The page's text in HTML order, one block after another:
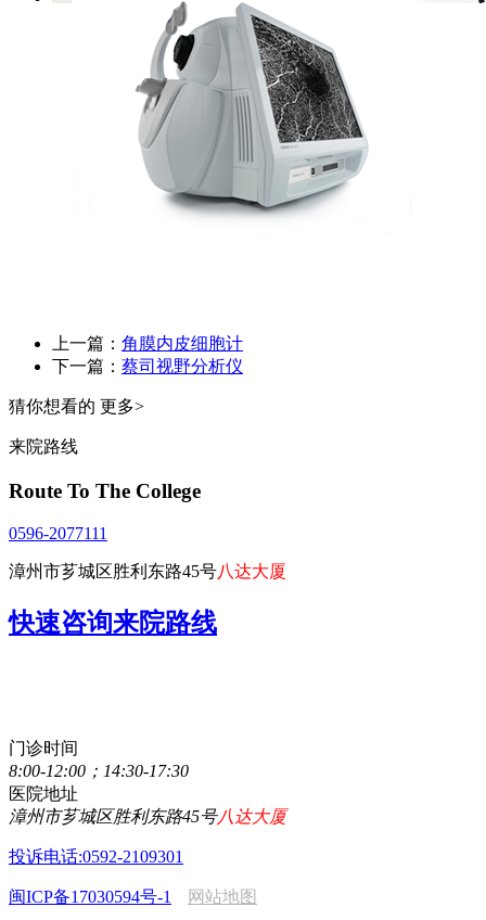
上一篇： 角膜内皮细胞计
下一篇： 蔡司视野分析仪
猜你想看的 更多>
来院路线
Route To The College
0596-2077111
漳州市芗城区胜利东路45号八达大厦
快速咨询来院路线
门诊时间
8:00-12:00；14:30-17:30
医院地址
漳州市芗城区胜利东路45号八达大厦
投诉电话:0592-2109301
闽ICP备17030594号-1 网站地图